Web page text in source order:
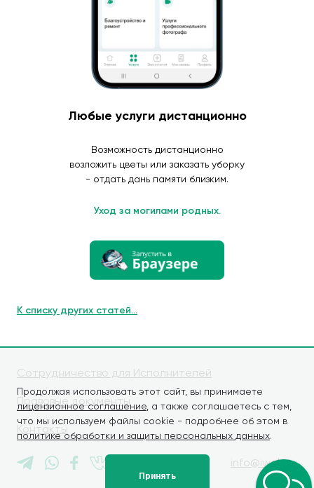
Продолжая использовать этот сайт, вы принимаете
лицензионное соглашение , а также соглашаетесь с тем,
что мы используем файлы cookie - подробнее об этом в
политике обработки и защиты персональных данных.
Принять
Любые услуги дистанционно
Возможность дистанционно
возложить цветы или заказать уборку
- отдать дань памяти близким.
Уход за могилами родных.
К списку других статей...
Сотрудничество для Исполнителей
Правовые документы
Контакты
info@iwaly.ru